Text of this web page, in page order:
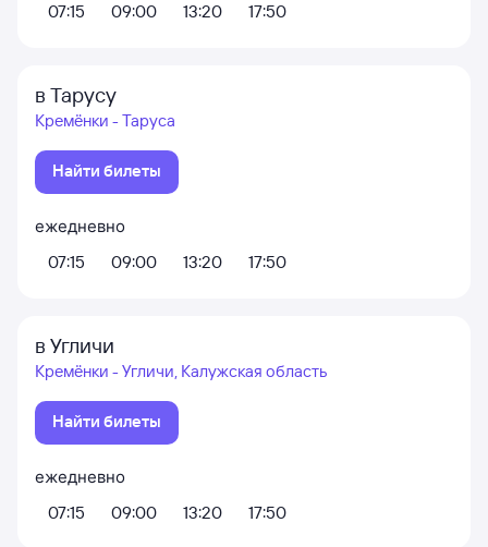
07:15
09:00 13:20 17:50
в Тарусу
Кремёнки - Таруса
Найти билеты
ежедневно
07:15
09:00 13:20 17:50
в Угличи
Кремёнки - Угличи, Калужская область
Найти билеты
ежедневно
07:15
09:00 13:20 17:50